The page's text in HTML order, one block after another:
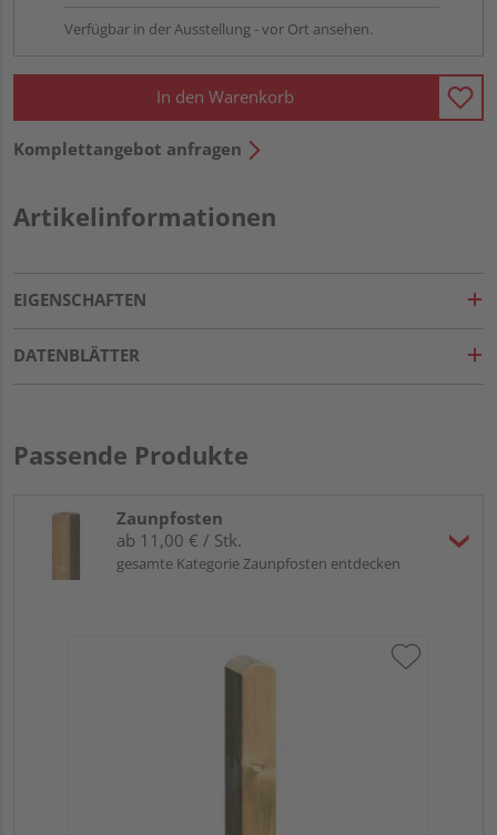
Verfügbar in der Ausstellung - vor Ort ansehen.
In den Warenkorb
Komplettangebot anfragen
Artikelinformationen
EIGENSCHAFTEN
DATENBLÄTTER
Passende Produkte
Zaunpfosten
ab 11,00 € / Stk.
gesamte Kategorie Zaunpfosten entdecken